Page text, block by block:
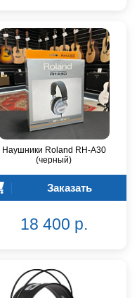
Наушники Roland RH-A30
(черный)
Заказать
18 400 р.